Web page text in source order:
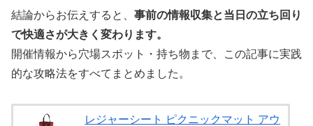
結論からお伝えすると、 事前の情報収集と当日の立ち回り
で快適さが大きく変わります。
開催情報から穴場スポット・持ち物まで、この記事に実践
的な攻略法をすべてまとめました。
レジャーシート ピクニックマット アウ